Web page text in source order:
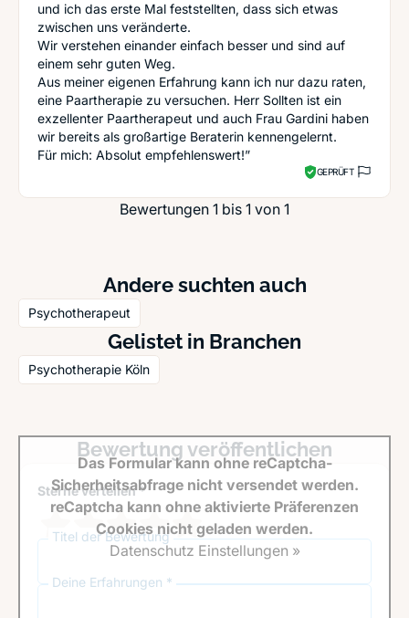
und ich das erste Mal feststellten, dass sich etwas
zwischen uns veränderte.
Wir verstehen einander einfach besser und sind auf
einem sehr guten Weg.
Aus meiner eigenen Erfahrung kann ich nur dazu raten,
eine Paartherapie zu versuchen. Herr Sollten ist ein
exzellenter Paartherapeut und auch Frau Gardini haben
wir bereits als großartige Beraterin kennengelernt.
Für mich: Absolut empfehlenswert!”
GEPRÜFT
Bewertungen 1 bis 1 von 1
Andere suchten auch
Psychotherapeut
Gelistet in Branchen
Psychotherapie Köln
Bewertung veröffentlichen
Sterne verteilen *
Titel der Bewertung
Deine Erfahrungen *
Das Formular kann ohne reCaptcha-
Sicherheitsabfrage nicht versendet werden.
reCaptcha kann ohne aktivierte Präferenzen
Cookies nicht geladen werden.
Datenschutz Einstellungen »